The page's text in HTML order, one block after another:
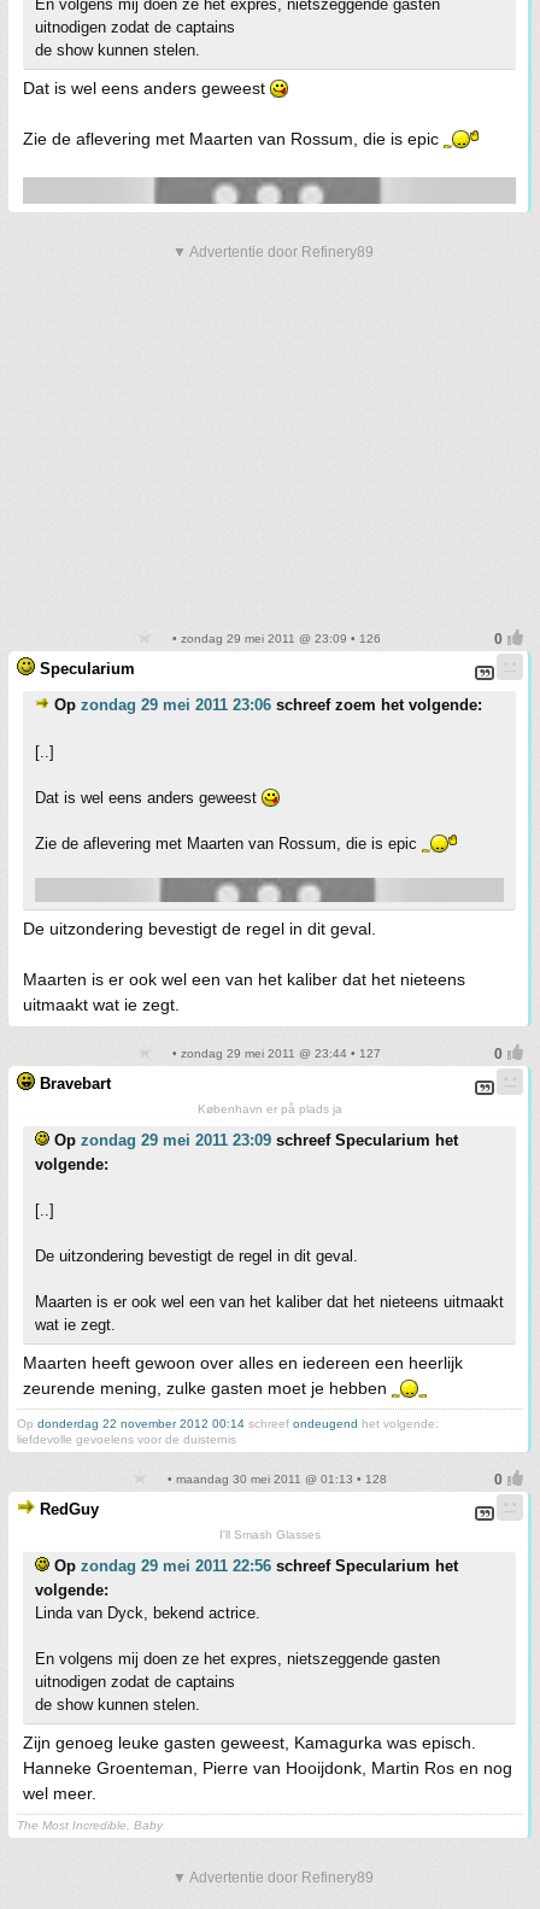
En volgens mij doen ze het expres, nietszeggende gasten
uitnodigen zodat de captains
de show kunnen stelen.
Dat is wel eens anders geweest
Zie de aflevering met Maarten van Rossum, die is epic
▼ Advertentie door Refinery89
• zondag 29 mei 2011 @ 23:09 • 126
Specularium
Op zondag 29 mei 2011 23:06 schreef zoem het volgende:
[..]
Dat is wel eens anders geweest
Zie de aflevering met Maarten van Rossum, die is epic
De uitzondering bevestigt de regel in dit geval.
Maarten is er ook wel een van het kaliber dat het nieteens
uitmaakt wat ie zegt.
• zondag 29 mei 2011 @ 23:44 • 127
Bravebart
København er på plads ja
Op zondag 29 mei 2011 23:09 schreef Specularium het
volgende:
[..]
De uitzondering bevestigt de regel in dit geval.
Maarten is er ook wel een van het kaliber dat het nieteens uitmaakt
wat ie zegt.
Maarten heeft gewoon over alles en iedereen een heerlijk
zeurende mening, zulke gasten moet je hebben
Op donderdag 22 november 2012 00:14 schreef ondeugend het volgende:
liefdevolle gevoelens voor de duisternis
• maandag 30 mei 2011 @ 01:13 • 128
RedGuy
I'll Smash Glasses
Op zondag 29 mei 2011 22:56 schreef Specularium het
volgende:
Linda van Dyck, bekend actrice.
En volgens mij doen ze het expres, nietszeggende gasten
uitnodigen zodat de captains
de show kunnen stelen.
Zijn genoeg leuke gasten geweest, Kamagurka was episch.
Hanneke Groenteman, Pierre van Hooijdonk, Martin Ros en nog
wel meer.
The Most Incredible, Baby
▼ Advertentie door Refinery89